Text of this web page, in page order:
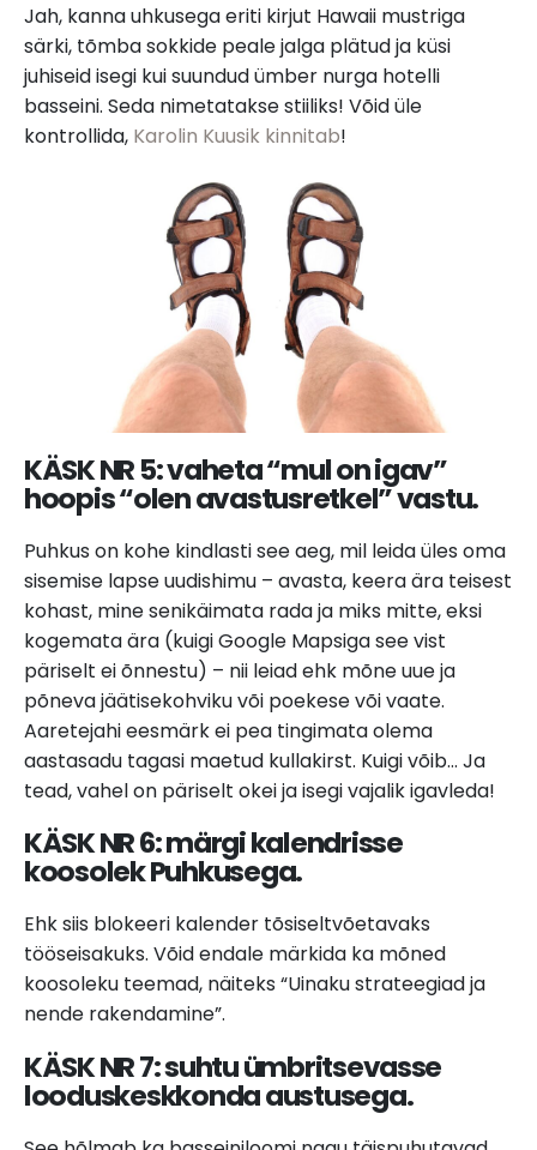
Jah, kanna uhkusega eriti kirjut Hawaii mustriga
särki, tõmba sokkide peale jalga plätud ja küsi
juhiseid isegi kui suundud ümber nurga hotelli
basseini. Seda nimetatakse stiiliks! Võid üle
kontrollida, Karolin Kuusik kinnitab!
KÄSK NR 5: vaheta “mul on igav”
hoopis “olen avastusretkel” vastu.
Puhkus on kohe kindlasti see aeg, mil leida üles oma
sisemise lapse uudishimu – avasta, keera ära teisest
kohast, mine senikäimata rada ja miks mitte, eksi
kogemata ära (kuigi Google Mapsiga see vist
päriselt ei õnnestu) – nii leiad ehk mõne uue ja
põneva jäätisekohviku või poekese või vaate.
Aaretejahi eesmärk ei pea tingimata olema
aastasadu tagasi maetud kullakirst. Kuigi võib… Ja
tead, vahel on päriselt okei ja isegi vajalik igavleda!
KÄSK NR 6: märgi kalendrisse
koosolek Puhkusega.
Ehk siis blokeeri kalender tõsiseltvõetavaks
tööseisakuks. Võid endale märkida ka mõned
koosoleku teemad, näiteks “Uinaku strateegiad ja
nende rakendamine”.
KÄSK NR 7: suhtu ümbritsevasse
looduskeskkonda austusega.